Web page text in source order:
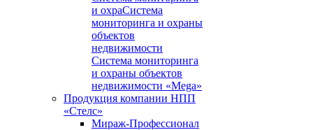
и охраСистема
мониторинга и охраны
объектов
недвижимости
Система мониторинга
и охраны объектов
недвижимости «Mega»
Продукция компании НПП
«Стелс»
Мираж-Профессионал